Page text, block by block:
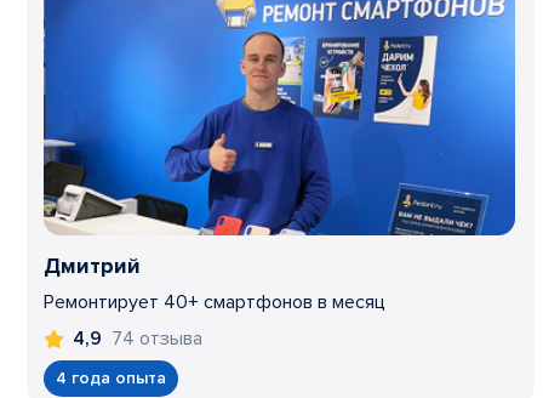
Дмитрий
Ремонтирует 40+ смартфонов в месяц
4,9 74 отзыва
4 года опыта